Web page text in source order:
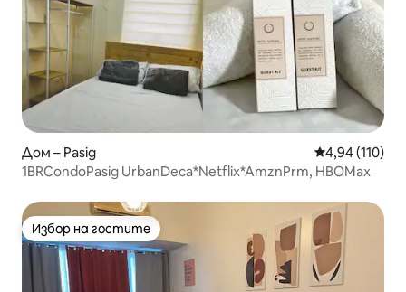
Дом – Pasig Средна
4,94 (110)
1BRCondoPasig UrbanDeca*Netflix*AmznPrm, HBOMax
Избор на гостите
Избор на гостите